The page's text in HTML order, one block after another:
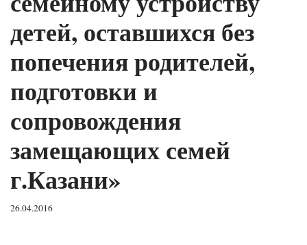
детей, оставшихся без
попечения родителей,
подготовки и
сопровождения
замещающих семей
г.Казани»
26.04.2016